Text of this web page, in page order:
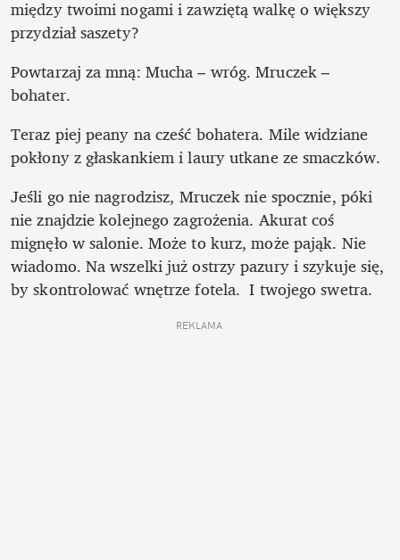
między twoimi nogami i zawziętą walkę o większy
przydział saszety?
Powtarzaj za mną: Mucha – wróg. Mruczek –
bohater.
Teraz piej peany na cześć bohatera. Mile widziane
pokłony z głaskankiem i laury utkane ze smaczków.
Jeśli go nie nagrodzisz, Mruczek nie spocznie, póki
nie znajdzie kolejnego zagrożenia. Akurat coś
mignęło w salonie. Może to kurz, może pająk. Nie
wiadomo. Na wszelki już ostrzy pazury i szykuje się,
by skontrolować wnętrze fotela.  I twojego swetra.
REKLAMA